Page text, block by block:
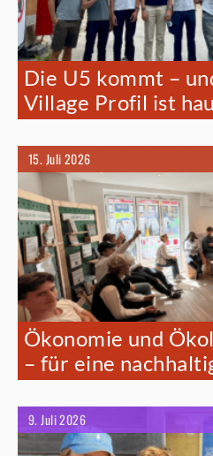
Die U5 kommt –
Village Profil ist
15. Juli 2026
Ökonomie und
– für eine
9. Juli 2026